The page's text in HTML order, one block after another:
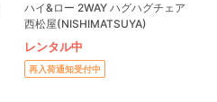
ハイ&ロー 2WAY ハグハグチェア
西松屋(NISHIMATSUYA)
レンタル中
再入荷通知受付中